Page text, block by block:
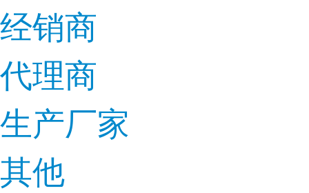
经销商
代理商
生产厂家
其他